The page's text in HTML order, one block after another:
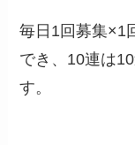
毎日1回募集×1
でき、10連は
す。